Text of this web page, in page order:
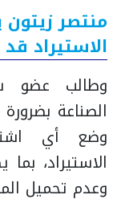
منتصر زيتون
الاستيراد قد
وطالب عضو
الصناعة
وضع أي
الاستيراد،
وعدم تحميل